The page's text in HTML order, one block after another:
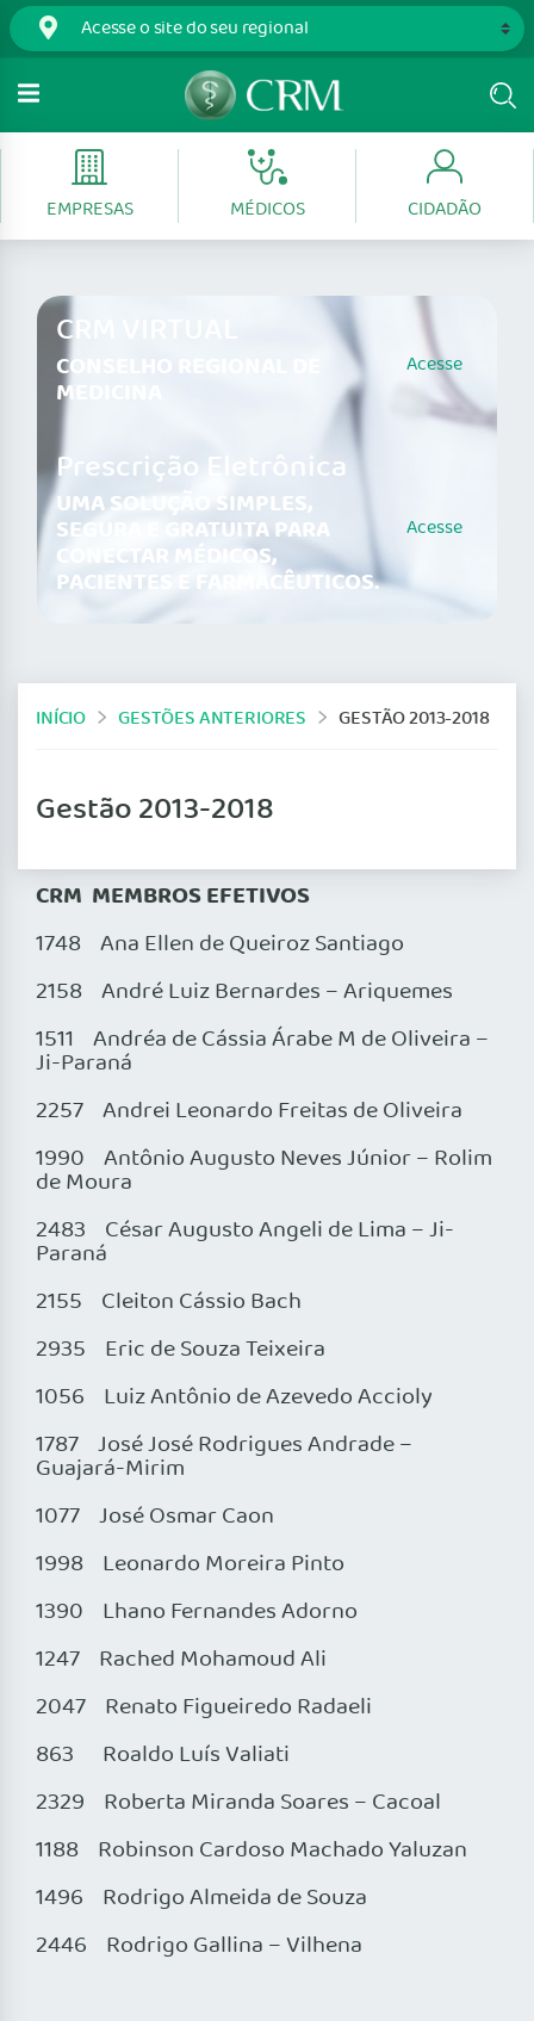
EMPRESAS MÉDICOS CIDADÃO
CRM VIRTUAL
CONSELHO REGIONAL DE
MEDICINA
Acesse
Prescrição Eletrônica
UMA SOLUÇÃO SIMPLES,
SEGURA E GRATUITA PARA
CONECTAR MÉDICOS,
PACIENTES E FARMACÊUTICOS.
Acesse
INÍCIO GESTÕES ANTERIORES GESTÃO 2013-2018
Gestão 2013-2018
CRM MEMBROS EFETIVOS
1748 Ana Ellen de Queiroz Santiago
2158 André Luiz Bernardes – Ariquemes
1511 Andréa de Cássia Árabe M de Oliveira –
Ji-Paraná
2257 Andrei Leonardo Freitas de Oliveira
1990 Antônio Augusto Neves Júnior – Rolim
de Moura
2483 César Augusto Angeli de Lima – Ji-
Paraná
2155 Cleiton Cássio Bach
2935 Eric de Souza Teixeira
1056 Luiz Antônio de Azevedo Accioly
1787 José José Rodrigues Andrade –
Guajará-Mirim
1077 José Osmar Caon
1998 Leonardo Moreira Pinto
1390 Lhano Fernandes Adorno
1247 Rached Mohamoud Ali
2047 Renato Figueiredo Radaeli
863 Roaldo Luís Valiati
2329 Roberta Miranda Soares – Cacoal
1188 Robinson Cardoso Machado Yaluzan
1496 Rodrigo Almeida de Souza
2446 Rodrigo Gallina – Vilhena